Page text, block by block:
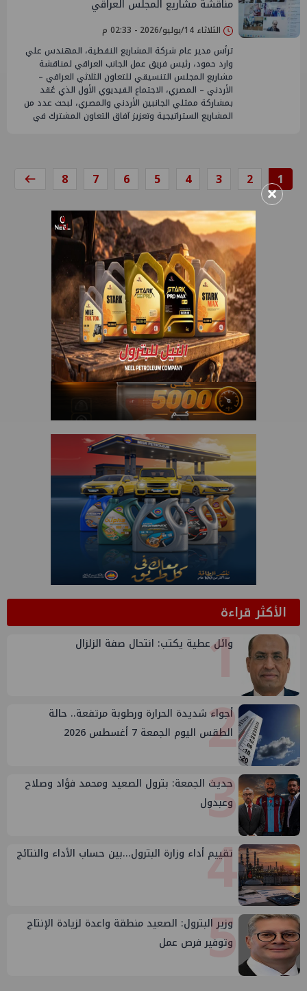
مناقشة مشاريع المجلس العراقي
الثلاثاء 14/يوليو/2026 - 02:33 م
ترأس مدير عام شركة المشاريع النفطية، المهندس علي
وارد حمود، رئيس فريق عمل الجانب العراقي لمناقشة
مشاريع المجلس التنسيقي للتعاون الثلاثي العراقي –
الأردني – المصري، الاجتماع الفيديوي الأول الذي عُقد
بمشاركة ممثلي الجانبين الأردني والمصري، لبحث عدد من
المشاريع الستراتيجية وتعزيز آفاق التعاون المشترك في
1
2
3
4
5
6
7
8
الأكثر قراءة1
وائل عطية يكتب: انتحال صفة الزلزال
2
أجواء شديدة الحرارة ورطوبة مرتفعة.. حالة
الطقس اليوم الجمعة 7 أغسطس 2026
3
حديث الجمعة: بترول الصعيد ومحمد فؤاد وصلاح
وعبدول
4
تقييم أداء وزارة البترول...بين حساب الأداء والنتائج
5
وزير البترول: الصعيد منطقة واعدة لزيادة الإنتاج
وتوفير فرص عمل
×